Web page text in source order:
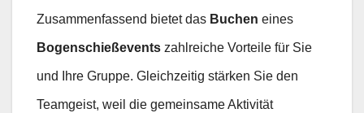
Zusammenfassend bietet das Buchen eines
Bogenschießevents zahlreiche Vorteile für Sie
und Ihre Gruppe. Gleichzeitig stärken Sie den
Teamgeist, weil die gemeinsame Aktivität